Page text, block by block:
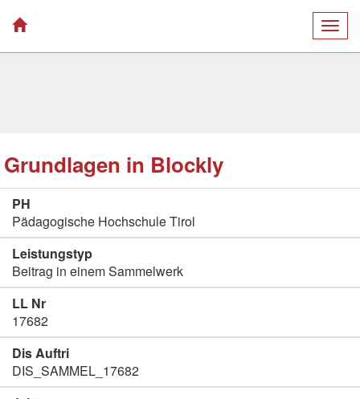
Grundlagen in Blockly
PH
Pädagogische Hochschule Tirol
Leistungstyp
Beitrag in einem Sammelwerk
LL Nr
17682
Dis Auftri
DIS_SAMMEL_17682